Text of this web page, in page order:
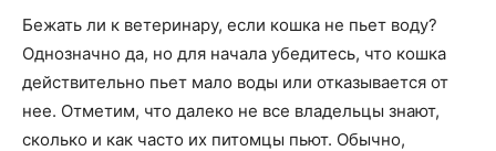
Бежать ли к ветеринару, если кошка не пьет воду?
Однозначно да, но для начала убедитесь, что кошка
действительно пьет мало воды или отказывается от
нее. Отметим, что далеко не все владельцы знают,
сколько и как часто их питомцы пьют. Обычно,